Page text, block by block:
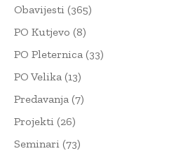
Obavijesti (365)
PO Kutjevo (8)
PO Pleternica (33)
PO Velika (13)
Predavanja (7)
Projekti (26)
Seminari (73)